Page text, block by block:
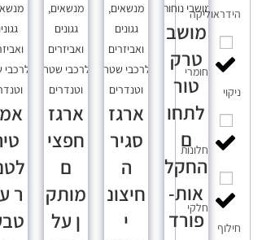
הידראוליקה
חומרי
ניקוי
חלונות
חלקי
חילוף
מושבי נוחות
מושב
טרק
טור
לתחו
ם
החקל
אות-
פורד
מנשאים,
גגונים
ואביזרים
לרכבי שטח
וטנדרים
ארגז
סגיר
ה
חיצונ
י
מנשאים,
גגונים
ואביזרים
לרכבי שטח
וטנדרים
ארגז
חפצי
ם
מותק
ן על
ר